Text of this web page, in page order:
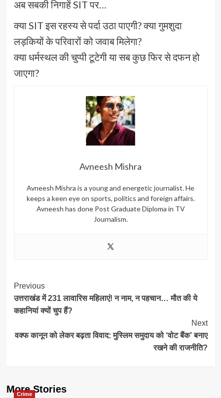
अब सबकी निगाहें SIT पर…
क्या SIT इस रहस्य से पर्दा उठा पाएगी? क्या गुमशुदा
लड़कियों के परिवारों को जवाब मिलेगा?
क्या धर्मस्थल की चुप्पी टूटेगी या सब कुछ फिर से दफन हो
जाएगा?
Avneesh Mishra
Avneesh Mishra is a young and energetic journalist. He
keeps a keen eye on sports, politics and foreign affairs.
Avneesh has done Post Graduate Diploma in TV
Journalism.
Post
Navigation
Previous
उत्तराखंड में 231 लावारिस महिलाएं! न नाम, न पहचान… मौत की ये
कहानियां क्यों चुप हैं?
Next
वक्फ कानून को लेकर बढ़ता विवाद: मुस्लिम समुदाय को ‘वोट बैंक’ बनाए
रखने की राजनीति?
More Stories
Crime